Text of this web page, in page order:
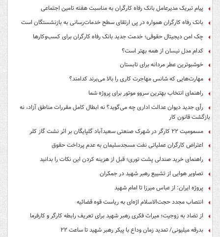
پیام تبریک مدیرعامل بانک رفاه کارگران به مناسبت هفته تامین اجتماعی
بانک رفاه کارگران همواره در پی ارتقای سطح خدمات‌رسانی به بازنشستگان است
چک امن دیجیتال حقوقی؛ خدمت جدید بانک رفاه کارگران برای کسب‌وکارها
کدام مدل نیسان از همه بهتر است؟
خوشبوترین عطر مردانه برای تابستان
مهارت‌هایی که شانس مهاجرت کاری را بالا می‌برند کدامند؟
راهنمای انتخاب بهترین سروو موتور برای پروژه شما
رأی جدید دیوان عدالت اداری چه می‌گوید؟ نه ابطال کامل مقررات مناطق آزاد، نه
بازگشت قانون کار
مسمومیت ۲۲ کارگر در شهرک صنعتی سعیدآباد گلپایگان بر اثر نشت گاز کلر
اعتراض کارگران عملیاتی نفت مسجدسلیمان به عدم پرداخت حقوق
راهنمای خرید صندلی پشت توری؛ قبل از هزینه کردن این نکات را بدانید
تصاویر هوایی از تشییع رهبر شهید در جمکران
پروژه ایران: از عباس میرزا تا امام شهید
انتصاب مجدد حجت‌الاسلام اژه‌ای به ریاست قوه‌ قضائیه
از تضاد به زوجیت؛ میراث فکری رهبر شهید برای تعریف رابطه کارگر و کارفرما
بدرقه میلیونی/ تمدید زمان وداع با پیکر رهبر شهید تا ساعت ۲۲